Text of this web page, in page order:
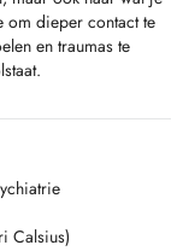
om dieper contact te
en traumas te
waar ik me
en
therapeut.
en
experiëntieel
Calsius)